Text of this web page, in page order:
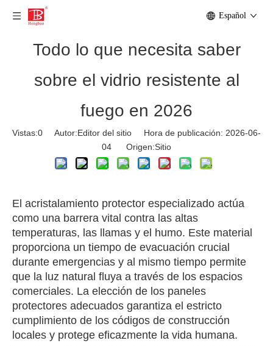
Español
Todo lo que necesita saber
sobre el vidrio resistente al
fuego en 2026
Vistas:0 Autor:Editor del sitio Hora de publicación: 2026-06-
04 Origen:Sitio
El acristalamiento protector especializado actúa
como una barrera vital contra las altas
temperaturas, las llamas y el humo. Este material
proporciona un tiempo de evacuación crucial
durante emergencias y al mismo tiempo permite
que la luz natural fluya a través de los espacios
comerciales. La elección de los paneles
protectores adecuados garantiza el estricto
cumplimiento de los códigos de construcción
locales y protege eficazmente la vida humana.